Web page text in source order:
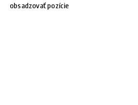
obsadzovať pozície